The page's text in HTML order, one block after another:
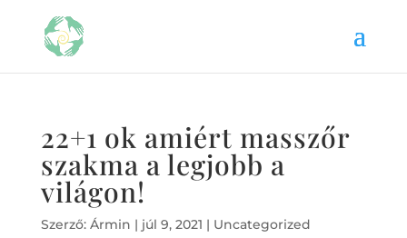
22+1 ok amiért masszőr
szakma a legjobb a
világon!
Szerző: Ármin | júl 9, 2021 | Uncategorized